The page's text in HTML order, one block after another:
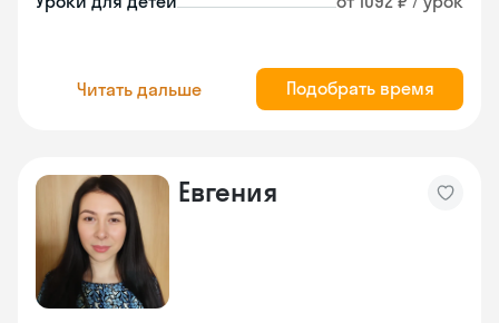
Читать дальше Подобрать время
Евгения